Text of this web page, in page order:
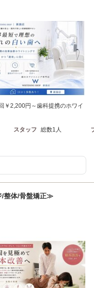
￥2,200円～歯科提携のホワイ
スタッフ 総数1人
/整体/骨盤矯正≫